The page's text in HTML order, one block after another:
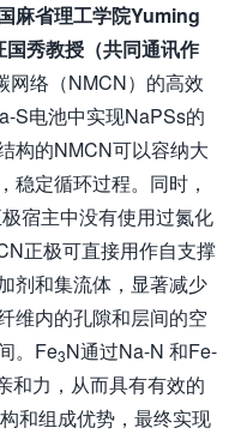
麻省理工学院Yuming
国秀教授 （共同通讯作
网络（NMCN）的高效
S电池中实现NaPSs的
构的NMCN可以容纳大
稳定循环过程。同时，
宿主中没有使用过氮化
正极可直接用作自支撑
剂和集流体，显著减少
维内的孔隙和层间的空
。Fe3N通过Na-N 和Fe-
和力，从而具有有效的
和组成优势，最终实现